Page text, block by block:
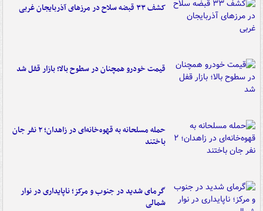
کشف ۳۳ قبضه سلاح در مرزهای آذربایجان غربی
قیمت خودرو همچنان در سطوح بالا؛ بازار قفل شد
حمله مسلحانه به قهوه‌خانه‌ای در زاهدان؛ ۲ نفر جان
باختند
گرمای شدید در جنوب و مرکز؛ ناپایداری در نوار
شمالی